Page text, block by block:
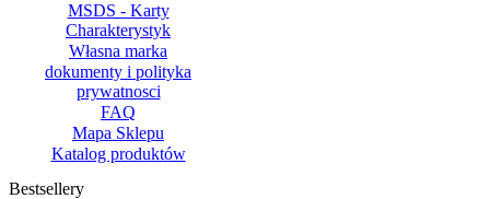
MSDS - Karty
Charakterystyk
Własna marka
dokumenty i polityka
prywatnosci
FAQ
Mapa Sklepu
Katalog produktów
Bestsellery